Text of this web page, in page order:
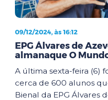
09/12/2024, às 16:12
EPG Álvares de
almanaque O
A última sexta-feira (6)
cerca de 600 alunos
Bienal da EPG Álvares